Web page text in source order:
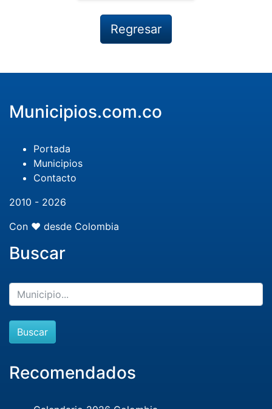
Regresar
Municipios.com.co
Portada
Municipios
Contacto
2010 - 2026
Con ❤️ desde Colombia
Buscar
Buscar
Recomendados